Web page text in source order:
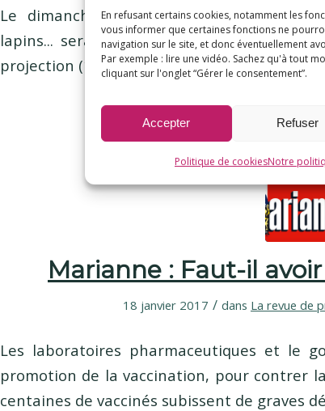
En refusant certains cookies, notamment les
vous informer que certaines fonctions ne
navigation sur le site, et donc éventuellement
Par exemple : lire une vidéo. Sachez qu'à tout
cliquant sur l'onglet “Gérer le consentement”.
Accepter Refuser
Politique de cookiesNotre
Le dimanche 12 février à 11h20, le
lapins... sera diffusé au MK2 Beaubourg à
projection (1h30) sera suivie d'un débat en
Marianne : Faut-il
18 janvier 2017 / dans La revue de
Les laboratoires pharmaceutiques et le
promotion de la vaccination, pour contrer
centaines de vaccinés subissent de graves